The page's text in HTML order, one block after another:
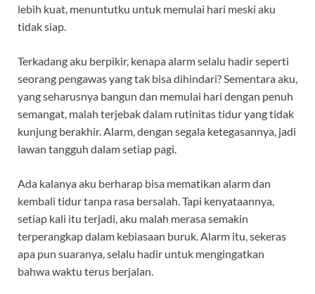
lebih kuat, menuntutku untuk memulai hari meski aku
tidak siap.
Terkadang aku berpikir, kenapa alarm selalu hadir seperti
seorang pengawas yang tak bisa dihindari? Sementara aku,
yang seharusnya bangun dan memulai hari dengan penuh
semangat, malah terjebak dalam rutinitas tidur yang tidak
kunjung berakhir. Alarm, dengan segala ketegasannya, jadi
lawan tangguh dalam setiap pagi.
Ada kalanya aku berharap bisa mematikan alarm dan
kembali tidur tanpa rasa bersalah. Tapi kenyataannya,
setiap kali itu terjadi, aku malah merasa semakin
terperangkap dalam kebiasaan buruk. Alarm itu, sekeras
apa pun suaranya, selalu hadir untuk mengingatkan
bahwa waktu terus berjalan.